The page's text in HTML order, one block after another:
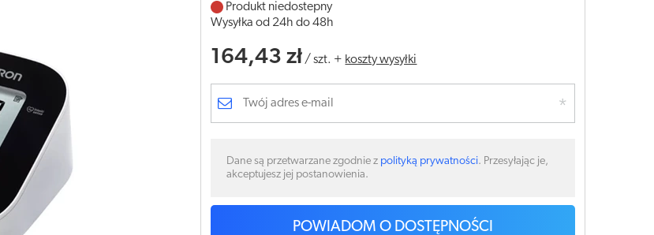
Produkt niedostepny
Wysyłka od 24h do 48h
164,43 zł /szt. + koszty wysyłki
Dane są przetwarzane zgodnie z polityką prywatności. Przesyłając je,
akceptujesz jej postanowienia.
POWIADOM O DOSTĘPNOŚCI